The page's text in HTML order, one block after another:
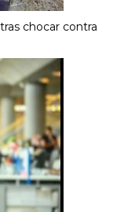
chocar contra